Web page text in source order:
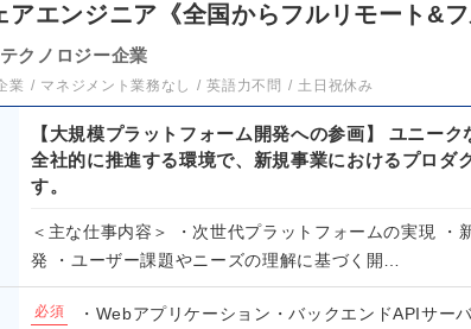
アエンジニア《全国からフルリモート&フ
クノロジー企業
業 マネジメント業務なし 英語力不問 土日祝休み
【大規模プラットフォーム開発への参画】 ユニー
全社的に推進する環境で、新規事業におけるプロダ
す。
＜主な仕事内容＞ ・次世代プラットフォームの実現 ・
発 ・ユーザー課題やニーズの理解に基づく開…
必須
・Webアプリケーション・バックエンドAPIサー